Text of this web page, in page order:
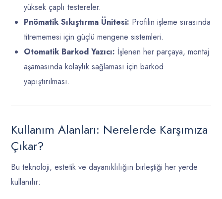
yüksek çaplı testereler.
Pnömatik Sıkıştırma Ünitesi: Profilin işleme sırasında
titrememesi için güçlü mengene sistemleri.
Otomatik Barkod Yazıcı: İşlenen her parçaya, montaj
aşamasında kolaylık sağlaması için barkod
yapıştırılması.
Kullanım Alanları: Nerelerde Karşımıza
Çıkar?
Bu teknoloji, estetik ve dayanıklılığın birleştiği her yerde
kullanılır: